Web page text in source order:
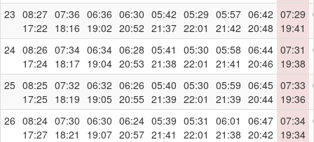
23 08:27
17:22
07:36
18:16
06:36
19:02
06:30
20:52
05:42
21:37
05:29
22:01
05:57
21:42
06:42
20:48
07:29
19:41
24 08:26
17:24
07:34
18:17
06:34
19:04
06:28
20:53
05:41
21:38
05:30
22:01
05:58
21:41
06:44
20:46
07:31
19:38
25 08:25
17:25
07:32
18:19
06:32
19:05
06:26
20:55
05:40
21:39
05:30
22:01
05:59
21:39
06:45
20:44
07:33
19:36
26 08:24
17:27
07:30
18:21
06:30
19:07
06:24
20:57
05:39
21:41
05:31
22:01
06:01
21:38
06:47
20:42
07:34
19:34